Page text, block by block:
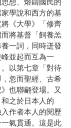
想、熔鑄國民的
學說和西方的基
《大學》「修齊
將基督「飼養羔
一詞，同時迸發
並起而互為一
以第七章「對待
忽而聖經、古希
也聯翩登場。又
之於日本人的
入作者本人的閱歷
氣貫通。這是此